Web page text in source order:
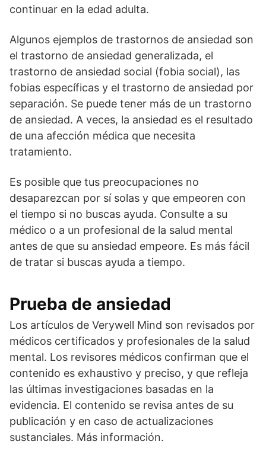
continuar en la edad adulta.
Algunos ejemplos de trastornos de ansiedad son
el trastorno de ansiedad generalizada, el
trastorno de ansiedad social (fobia social), las
fobias específicas y el trastorno de ansiedad por
separación. Se puede tener más de un trastorno
de ansiedad. A veces, la ansiedad es el resultado
de una afección médica que necesita
tratamiento.
Es posible que tus preocupaciones no
desaparezcan por sí solas y que empeoren con
el tiempo si no buscas ayuda. Consulte a su
médico o a un profesional de la salud mental
antes de que su ansiedad empeore. Es más fácil
de tratar si buscas ayuda a tiempo.
Prueba de ansiedad
Los artículos de Verywell Mind son revisados por
médicos certificados y profesionales de la salud
mental. Los revisores médicos confirman que el
contenido es exhaustivo y preciso, y que refleja
las últimas investigaciones basadas en la
evidencia. El contenido se revisa antes de su
publicación y en caso de actualizaciones
sustanciales. Más información.